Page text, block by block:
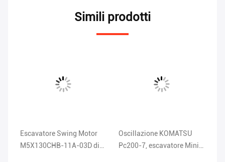
Simili prodotti
Escavatore Swing Motor
M5X130CHB-11A-03D di
Oscillazione KOMATSU
Pc200-7, escavatore Mini